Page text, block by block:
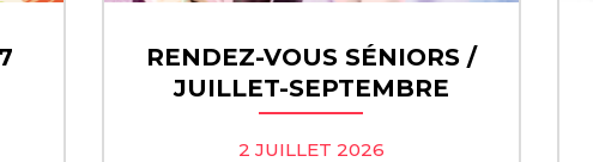
RENDEZ-VOUS SÉNIORS /
JUILLET-SEPTEMBRE
2 JUILLET 2026